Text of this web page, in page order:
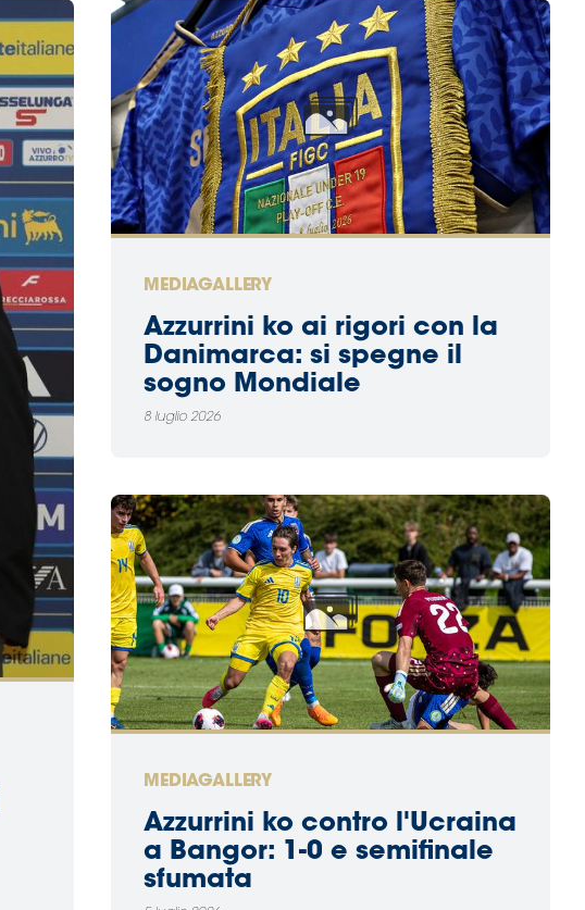
MEDIAGALLERY
Azzurrini ko ai rigori con la
Danimarca: si spegne il
sogno Mondiale
8 luglio 2026
MEDIAGALLERY
Azzurrini ko contro l'Ucraina
a Bangor: 1-0 e semifinale
sfumata